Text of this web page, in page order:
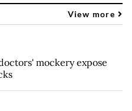
View more
mockery expose